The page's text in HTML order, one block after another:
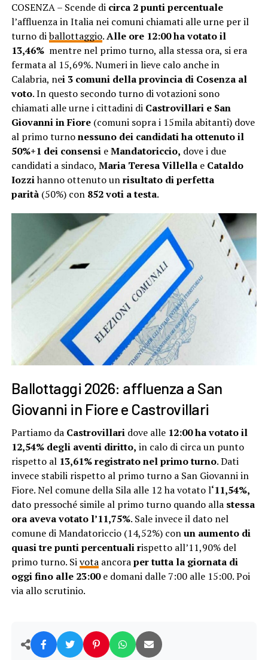
COSENZA – Scende di circa 2 punti percentuale
l’affluenza in Italia nei comuni chiamati alle urne per il
turno diballottaggio.Alle ore 12:00 ha votato il
13,46% mentre nel primo turno, alla stessa ora, si era
fermata al 15,69%. Numeri in lieve calo anche in
Calabria, nei 3 comuni della provincia di Cosenza al
voto. In questo secondo turno di votazioni sono
chiamati alle urne i cittadini di Castrovillari e San
Giovanni in Fiore(comuni sopra i 15mila abitanti) dove
al primo turnonessuno dei candidati ha ottenuto il
50%+1 dei consensieMandatoriccio, dove i due
candidati a sindaco, Maria Teresa Villella e Cataldo
Iozzihanno ottenuto unrisultato di perfetta
parità(50%) con 852 voti a testa.
Ballottaggi 2026: affluenza a San
Giovanni in Fiore e Castrovillari
Partiamo da Castrovillaridove alle 12:00 ha votato il
12,54% degli aventi diritto, in calo di circa un punto
rispetto al 13,61% registrato nel primo turno. Dati
invece stabili rispetto al primo turno a San Giovanni in
Fiore. Nel comune della Sila alle 12 ha votato l‘11,54%,
dato pressoché simile al primo turno quando alla stessa
ora aveva votato l’11,75%. Sale invece il dato nel
comune di Mandatoriccio (14,52%) conun aumento di
quasi tre punti percentuali rispetto all’11,90% del
primo turno. Sivotaancoraper tutta la giornata di
oggi fino alle 23:00e domani dalle 7:00 alle 15:00. Poi
via allo scrutinio.